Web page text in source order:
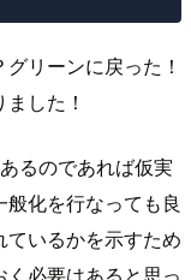
リーンに戻った！
した！
るのであれば仮実
化を行なっても良
いるかを示すため